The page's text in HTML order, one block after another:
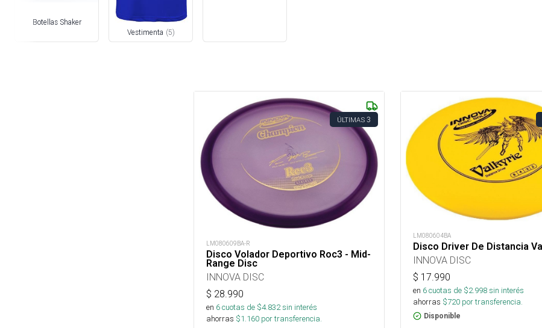
Botellas Shaker
Vestimenta (5)
ÚLTIMAS 3
LM080609BA-R
Disco Volador Deportivo Roc3 - Mid-
Range Disc
INNOVA DISC
$ 28.990
en 6cuotas de $4.832sin interés
ahorras $1.160 por transferencia.
LM080604BA
Disco Driver De Distancia
INNOVA DISC
$ 17.990
en 6cuotas de $2.998sin interés
ahorras $720por transferencia.
Disponible